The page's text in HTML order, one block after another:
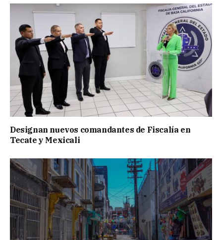
Designan nuevos comandantes de Fiscalía en
Tecate y Mexicali